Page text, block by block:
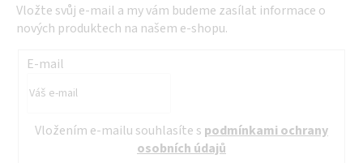
Vložte svůj e-mail a my vám budeme zasílat informace o
nových produktech na našem e-shopu.
E-mail
Vložením e-mailu souhlasíte s podmínkami ochrany
osobních údajů